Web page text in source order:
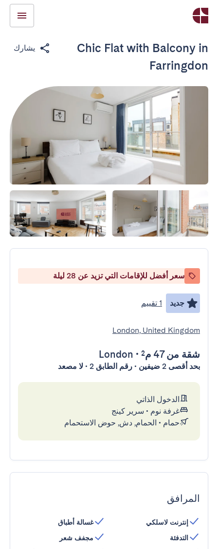
Chic Flat with Balcony in
Farringdon
يشارك
سعر أفضل للإقامات التي تزيد عن 28 ليلة
جديد 1 تقييم
London, United Kingdom
شقة من 47 م² •
London
بحد أقصى 2 ضيفين • رقم الطابق 2 • لا مصعد
الدخول الذاتي
غرفة نوم • سرير كينج
حمام • الحمام, دش, حوض الاستحمام
المرافق
إنترنت لاسلكي
التدفئة
غسالة أطباق
مجفف شعر